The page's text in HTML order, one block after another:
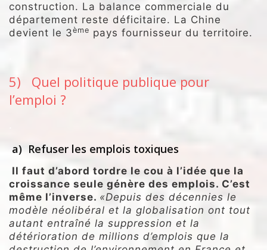
construction. La balance commerciale du
département reste déficitaire. La Chine
devient le 3ème pays fournisseur du territoire.
5) Quel politique publique pour
l’emploi ?
a) Refuser les emplois toxiques
Il faut d’abord tordre le cou à l’idée que la
croissance seule génère des emplois. C’est
même l’inverse. «Depuis des décennies le
modèle néolibéral et la globalisation ont tout
autant entraîné la suppression et la
détérioration de millions d’emplois que la